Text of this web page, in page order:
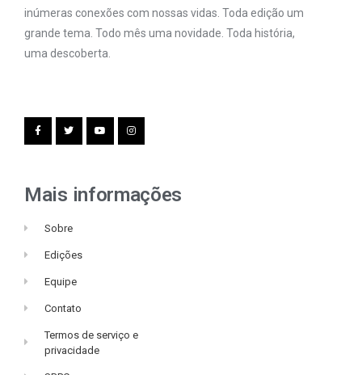
inúmeras conexões com nossas vidas. Toda edição um
grande tema. Todo mês uma novidade. Toda história,
uma descoberta.
Mais informações
Sobre
Edições
Equipe
Contato
Termos de serviço e
privacidade